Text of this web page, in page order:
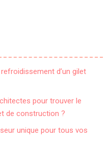
d’un gilet
pour trouver le
de construction ?
unique pour tous vos